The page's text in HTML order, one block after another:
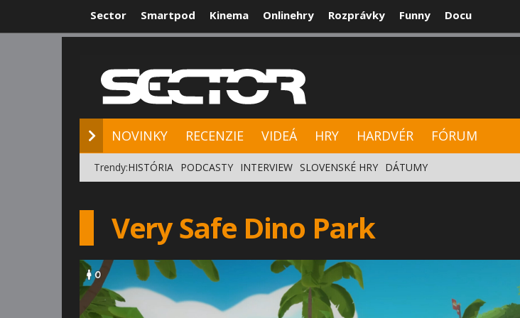
Sector Smartpod Kinema Onlinehry Rozprávky Funny Docu
NOVINKY RECENZIE VIDEÁ HRY HARDVÉR FÓRUM
Trendy:HISTÓRIA PODCASTY INTERVIEW SLOVENSKÉ HRY DÁTUMY
Very Safe Dino Park